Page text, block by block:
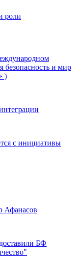
роли
безопасность и мир
)
с инициативы
Афанасов
БФ